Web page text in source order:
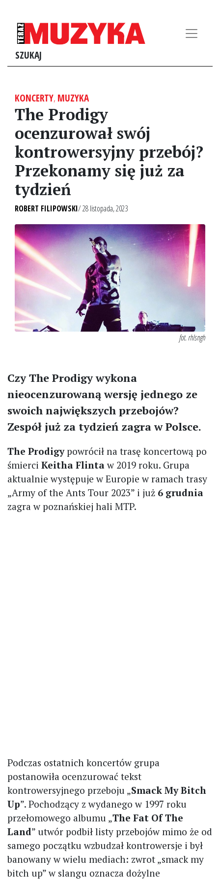
SZUKAJ
KONCERTY, MUZYKA
The Prodigy
ocenzurował swój
kontrowersyjny przebój?
Przekonamy się już za
tydzień
ROBERT FILIPOWSKI/ 28 listopada, 2023
fot. rhlsngh
Czy The Prodigy wykona
nieocenzurowaną wersję jednego ze
swoich największych przebojów?
Zespół już za tydzień zagra w Polsce.
The Prodigypowrócił na trasę koncertową po
śmierci Keitha Flintaw 2019 roku. Grupa
aktualnie występuje w Europie w ramach trasy
„Army of the Ants Tour 2023” i już 6 grudnia
zagra w poznańskiej hali MTP.
Podczas ostatnich koncertów grupa
postanowiła ocenzurować tekst
kontrowersyjnego przeboju „Smack My Bitch
Up”. Pochodzący z wydanego w 1997 roku
przełomowego albumu „The Fat Of The
Land” utwór podbił listy przebojów mimo że od
samego początku wzbudzał kontrowersje i był
banowany w wielu mediach: zwrot „smack my
bitch up” w slangu oznacza dożylne